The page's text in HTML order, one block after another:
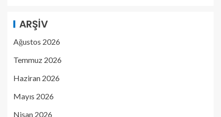
ARŞIV
Ağustos 2026
Temmuz 2026
Haziran 2026
Mayıs 2026
Nisan 2026